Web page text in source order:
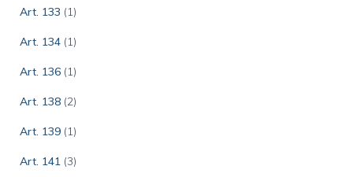
Art. 133 (1)
Art. 134 (1)
Art. 136 (1)
Art. 138 (2)
Art. 139 (1)
Art. 141 (3)